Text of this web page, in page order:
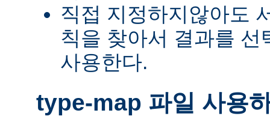
직접 지정하지않아도
칙을 찾아서 결과를
사용한다.
type-map 파일 사용